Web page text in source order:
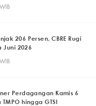
206 Persen, CBRE Rugi
Juni 2026
Perdagangan Kamis 6
hingga GTSI